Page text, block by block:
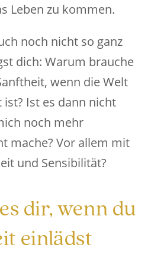
Leben zu kommen.
noch nicht so ganz
dich: Warum brauche
wenn die Welt
Ist es dann nicht
noch mehr
mache? Vor allem mit
und Sensibilität?
dir, wenn du
einlädst